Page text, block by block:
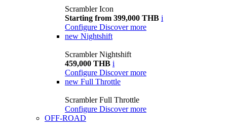
Scrambler Icon
Starting from 399,000 THB i
Configure Discover more
new Nightshift
Scrambler Nightshift
459,000 THB i
Configure Discover more
new Full Throttle
Scrambler Full Throttle
Configure Discover more
OFF-ROAD